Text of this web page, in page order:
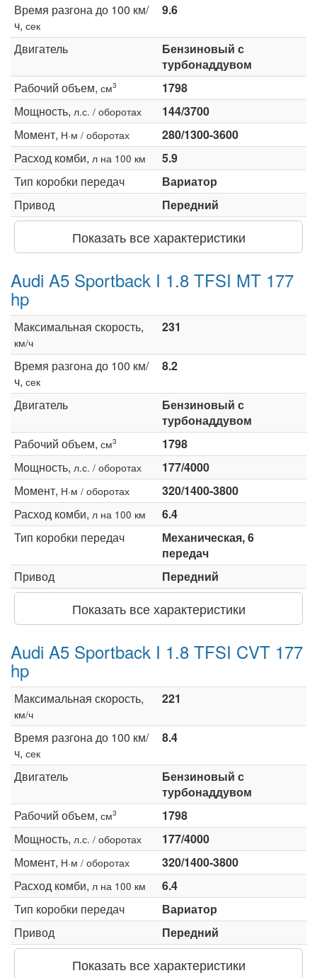
Время разгона до 100 км/
ч, сек
9.6
Двигатель
Бензиновый с
турбонаддувом
Рабочий объем, см3
1798
Мощность, л.с. / оборотах
144/3700
Момент, Н·м / оборотах
280/1300-3600
Расход комби, л на 100 км
5.9
Тип коробки передач
Вариатор
Привод
Передний
Показать все характеристики
Audi A5 Sportback I 1.8 TFSI MT 177
hp
Максимальная скорость,
км/ч
231
Время разгона до 100 км/
ч, сек
8.2
Двигатель
Бензиновый с
турбонаддувом
Рабочий объем, см3
1798
Мощность, л.с. / оборотах
177/4000
Момент, Н·м / оборотах
320/1400-3800
Расход комби, л на 100 км
6.4
Тип коробки передач
Механическая, 6
передач
Привод
Передний
Показать все характеристики
Audi A5 Sportback I 1.8 TFSI CVT 177
hp
Максимальная скорость,
км/ч
221
Время разгона до 100 км/
ч, сек
8.4
Двигатель
Бензиновый с
турбонаддувом
Рабочий объем, см3
1798
Мощность, л.с. / оборотах
177/4000
Момент, Н·м / оборотах
320/1400-3800
Расход комби, л на 100 км
6.4
Тип коробки передач
Вариатор
Привод
Передний
Показать все характеристики